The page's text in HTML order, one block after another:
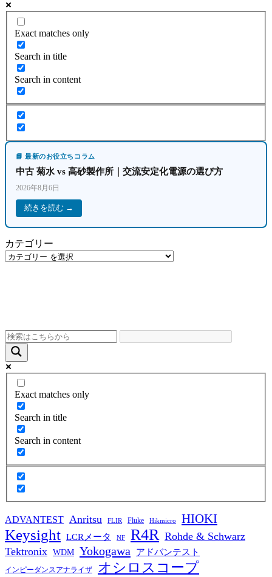
ジ
送
り
Exact matches only
Search in title
Search in content
📘 最新のお役立ちコラム
中古 菊水 vs 高砂製作所｜交流安定化電源の選び方
2026年8月6日
続きを読む →
カテゴリー
Exact matches only
Search in title
Search in content
ADVANTEST Anritsu FLIR Fluke Hikmicro HIOKI
Keysight LCRメータ NF R4R Rohde & Schwarz
Tektronix WDM Yokogawa アドバンテスト
インピーダンスアナライザ オシロスコープ